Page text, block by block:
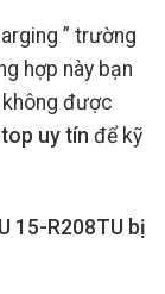
” trường
hợp này bạn
được
uy tín để kỹ
15-R208TU bị